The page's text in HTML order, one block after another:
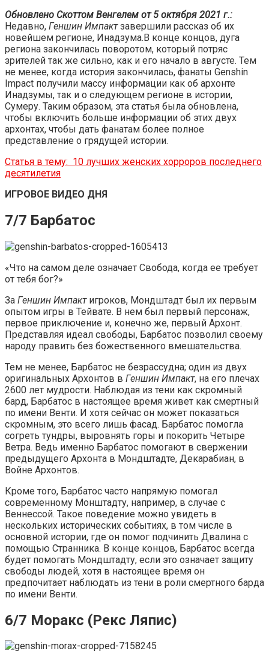
Обновлено Скоттом Венгелем от 5 октября 2021 г.:
Недавно, Геншин Импактзавершили рассказ об их
новейшем регионе, Инадзума.В конце концов, дуга
региона закончилась поворотом, который потряс
зрителей так же сильно, как и его начало в августе. Тем
не менее, когда история закончилась, фанаты Genshin
Impact получили массу информации как об архонте
Инадзумы, так и о следующем регионе в истории,
Сумеру. Таким образом, эта статья была обновлена,
чтобы включить больше информации об этих двух
архонтах, чтобы дать фанатам более полное
представление о грядущей истории.
Статья в тему: 10 лучших женских хорроров последнего
десятилетия
ИГРОВОЕ ВИДЕО ДНЯ
7/7 Барбатос
«Что на самом деле означает Свобода, когда ее требует
от тебя бог?»
За Геншин Импактигроков, Мондштадт был их первым
опытом игры в Тейвате. В нем был первый персонаж,
первое приключение и, конечно же, первый Архонт.
Представляя идеал свободы, Барбатос позволил своему
народу править без божественного вмешательства.
Тем не менее, Барбатос не безрассудна; один из двух
оригинальных Архонтов в Геншин Импакт, на его плечах
2600 лет мудрости. Наблюдая из тени как скромный
бард, Барбатос в настоящее время живет как смертный
по имени Венти. И хотя сейчас он может показаться
скромным, это всего лишь фасад. Барбатос помогла
согреть тундры, выровнять горы и покорить Четыре
Ветра. Ведь именно Барбатос помогают в свержении
предыдущего Архонта в Мондштадте, Декарабиан, в
Войне Архонтов.
Кроме того, Барбатос часто напрямую помогал
современному Монштадту, например, в случае с
Веннессой. Такое поведение можно увидеть в
нескольких исторических событиях, в том числе в
основной истории, где он помог подчинить Двалина с
помощью Странника. В конце концов, Барбатос всегда
будет помогать Мондштадту, если это означает защиту
свободы людей, хотя в настоящее время он
предпочитает наблюдать из тени в роли смертного барда
по имени Венти.
6/7 Моракс (Рекс Ляпис)